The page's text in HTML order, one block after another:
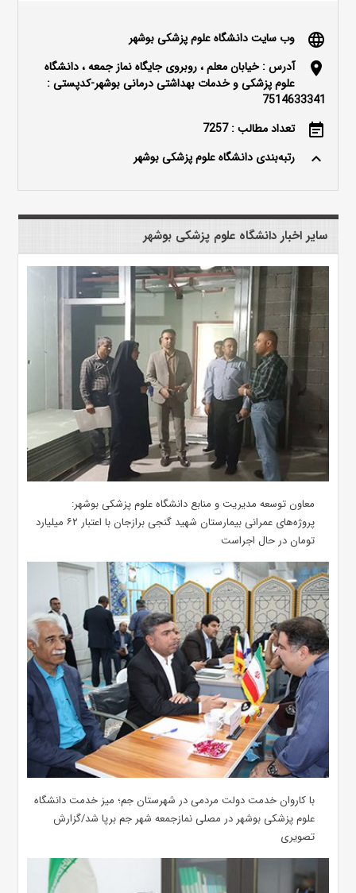
language وب سایت دانشگاه علوم پزشکی بوشهر
location_on
آدرس : خیابان معلم ، روبروی جایگاه نماز جمعه ، دانشگاه
علوم پزشکی و خدمات بهداشتی درمانی بوشهر-کدپستی :
7514633341
event_note تعداد مطالب : 7257
keyboard_arrow_up رتبه‌بندی دانشگاه علوم پزشکی بوشهر
سایر اخبار دانشگاه علوم پزشکی بوشهر
معاون توسعه مدیریت و منابع دانشگاه علوم پزشکی بوشهر:
پروژه‌های عمرانی بیمارستان شهید گنجی برازجان با اعتبار ۶۲ میلیارد
تومان در حال اجراست
با کاروان خدمت دولت مردمی در شهرستان جم؛ میز خدمت دانشگاه
علوم پزشکی بوشهر در مصلی نمازجمعه شهر جم برپا شد/گزارش
تصویری